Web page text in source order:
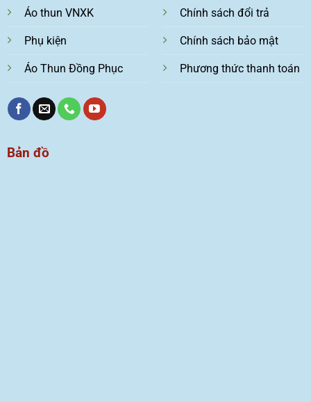
Áo thun VNXK
Phụ kiện
Áo Thun Đồng Phục
Chính sách đổi trả
Chính sách bảo mật
Phương thức thanh toán
Bản đồ